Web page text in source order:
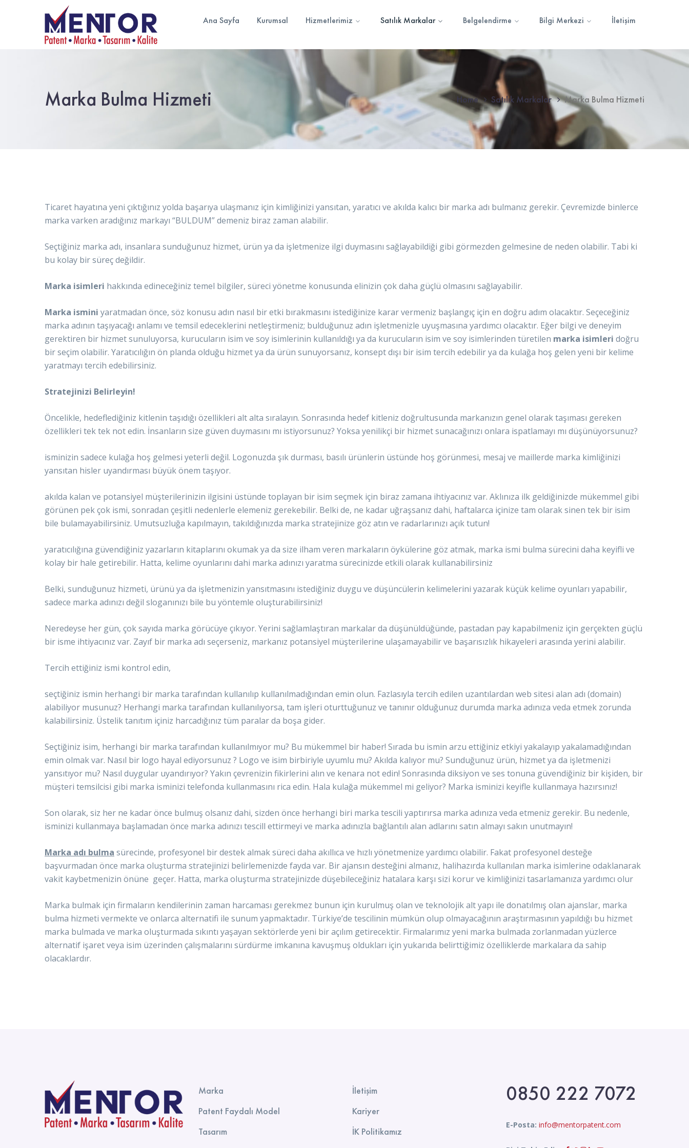
Ana Sayfa Kurumsal Hizmetlerimiz Satılık Markalar Belgelendirme Bilgi Merkezi İletişim
Marka Bulma Hizmeti Home Satılık Markalar Marka Bulma Hizmeti
Ticaret hayatına yeni çıktığınız yolda başarıya ulaşmanız için kimliğinizi yansıtan, yaratıcı ve akılda kalıcı bir marka adı bulmanız gerekir. Çevremizde binlerce
marka varken aradığınız markayı “BULDUM” demeniz biraz zaman alabilir.
Seçtiğiniz marka adı, insanlara sunduğunuz hizmet, ürün ya da işletmenize ilgi duymasını sağlayabildiği gibi görmezden gelmesine de neden olabilir. Tabi ki
bu kolay bir süreç değildir.
Marka isimleri hakkında edineceğiniz temel bilgiler, süreci yönetme konusunda elinizin çok daha güçlü olmasını sağlayabilir.
Marka ismini yaratmadan önce, söz konusu adın nasıl bir etki bırakmasını istediğinize karar vermeniz başlangıç için en doğru adım olacaktır. Seçeceğiniz
marka adının taşıyacağı anlamı ve temsil edeceklerini netleştirmeniz; bulduğunuz adın işletmenizle uyuşmasına yardımcı olacaktır. Eğer bilgi ve deneyim
gerektiren bir hizmet sunuluyorsa, kurucuların isim ve soy isimlerinin kullanıldığı ya da kurucuların isim ve soy isimlerinden türetilen marka isimleri doğru
bir seçim olabilir. Yaratıcılığın ön planda olduğu hizmet ya da ürün sunuyorsanız, konsept dışı bir isim tercih edebilir ya da kulağa hoş gelen yeni bir kelime
yaratmayı tercih edebilirsiniz.
Stratejinizi Belirleyin!
Öncelikle, hedeflediğiniz kitlenin taşıdığı özellikleri alt alta sıralayın. Sonrasında hedef kitleniz doğrultusunda markanızın genel olarak taşıması gereken
özellikleri tek tek not edin. İnsanların size güven duymasını mı istiyorsunuz? Yoksa yenilikçi bir hizmet sunacağınızı onlara ispatlamayı mı düşünüyorsunuz?
isminizin sadece kulağa hoş gelmesi yeterli değil. Logonuzda şık durması, basılı ürünlerin üstünde hoş görünmesi, mesaj ve maillerde marka kimliğinizi
yansıtan hisler uyandırması büyük önem taşıyor.
akılda kalan ve potansiyel müşterilerinizin ilgisini üstünde toplayan bir isim seçmek için biraz zamana ihtiyacınız var. Aklınıza ilk geldiğinizde mükemmel gibi
görünen pek çok ismi, sonradan çeşitli nedenlerle elemeniz gerekebilir. Belki de, ne kadar uğraşsanız dahi, haftalarca içinize tam olarak sinen tek bir isim
bile bulamayabilirsiniz. Umutsuzluğa kapılmayın, takıldığınızda marka stratejinize göz atın ve radarlarınızı açık tutun!
yaratıcılığına güvendiğiniz yazarların kitaplarını okumak ya da size ilham veren markaların öykülerine göz atmak, marka ismi bulma sürecini daha keyifli ve
kolay bir hale getirebilir. Hatta, kelime oyunlarını dahi marka adınızı yaratma sürecinizde etkili olarak kullanabilirsiniz
Belki, sunduğunuz hizmeti, ürünü ya da işletmenizin yansıtmasını istediğiniz duygu ve düşüncülerin kelimelerini yazarak küçük kelime oyunları yapabilir,
sadece marka adınızı değil sloganınızı bile bu yöntemle oluşturabilirsiniz!
Neredeyse her gün, çok sayıda marka görücüye çıkıyor. Yerini sağlamlaştıran markalar da düşünüldüğünde, pastadan pay kapabilmeniz için gerçekten güçlü
bir isme ihtiyacınız var. Zayıf bir marka adı seçerseniz, markanız potansiyel müşterilerine ulaşamayabilir ve başarısızlık hikayeleri arasında yerini alabilir.
Tercih ettiğiniz ismi kontrol edin,
seçtiğiniz ismin herhangi bir marka tarafından kullanılıp kullanılmadığından emin olun. Fazlasıyla tercih edilen uzantılardan web sitesi alan adı (domain)
alabiliyor musunuz? Herhangi marka tarafından kullanılıyorsa, tam işleri oturttuğunuz ve tanınır olduğunuz durumda marka adınıza veda etmek zorunda
kalabilirsiniz. Üstelik tanıtım içiniz harcadığınız tüm paralar da boşa gider.
Seçtiğiniz isim, herhangi bir marka tarafından kullanılmıyor mu? Bu mükemmel bir haber! Sırada bu ismin arzu ettiğiniz etkiyi yakalayıp yakalamadığından
emin olmak var. Nasıl bir logo hayal ediyorsunuz ? Logo ve isim birbiriyle uyumlu mu? Akılda kalıyor mu? Sunduğunuz ürün, hizmet ya da işletmenizi
yansıtıyor mu? Nasıl duygular uyandırıyor? Yakın çevrenizin fikirlerini alın ve kenara not edin! Sonrasında diksiyon ve ses tonuna güvendiğiniz bir kişiden, bir
müşteri temsilcisi gibi marka isminizi telefonda kullanmasını rica edin. Hala kulağa mükemmel mi geliyor? Marka isminizi keyifle kullanmaya hazırsınız!
Son olarak, siz her ne kadar önce bulmuş olsanız dahi, sizden önce herhangi biri marka tescili yaptırırsa marka adınıza veda etmeniz gerekir. Bu nedenle,
isminizi kullanmaya başlamadan önce marka adınızı tescill ettirmeyi ve marka adınızla bağlantılı alan adlarını satın almayı sakın unutmayın!
Marka adı bulma sürecinde, profesyonel bir destek almak süreci daha akıllıca ve hızlı yönetmenize yardımcı olabilir. Fakat profesyonel desteğe
başvurmadan önce marka oluşturma stratejinizi belirlemenizde fayda var. Bir ajansın desteğini almanız, halihazırda kullanılan marka isimlerine odaklanarak
vakit kaybetmenizin önüne geçer. Hatta, marka oluşturma stratejinizde düşebileceğiniz hatalara karşı sizi korur ve kimliğinizi tasarlamanıza yardımcı olur
Marka bulmak için firmaların kendilerinin zaman harcaması gerekmez bunun için kurulmuş olan ve teknolojik alt yapı ile donatılmış olan ajanslar, marka
bulma hizmeti vermekte ve onlarca alternatifi ile sunum yapmaktadır. Türkiye’de tescilinin mümkün olup olmayacağının araştırmasının yapıldığı bu hizmet
marka bulmada ve marka oluşturmada sıkıntı yaşayan sektörlerde yeni bir açılım getirecektir. Firmalarımız yeni marka bulmada zorlanmadan yüzlerce
alternatif işaret veya isim üzerinden çalışmalarını sürdürme imkanına kavuşmuş oldukları için yukarıda belirttiğimiz özelliklerde markalara da sahip
olacaklardır.
Marka
Patent Faydalı Model
Tasarım
İletişim
Kariyer
İK Politikamız
0850 222 7072
E-Posta: info@mentorpatent.com